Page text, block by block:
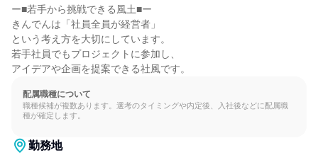
ー■若手から挑戦できる風土■ー
きんでんは「社員全員が経営者」
という考え方を大切にしています。
若手社員でもプロジェクトに参加し、
アイデアや企画を提案できる社風です。
配属職種について
職種候補が複数あります。選考のタイミングや内定後、入社後などに配属職
種が確定します。
勤務地